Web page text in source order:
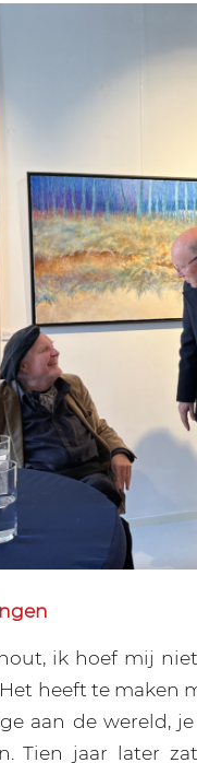
ik hoef mij
heeft te maken
aan de wereld,
Tien jaar later